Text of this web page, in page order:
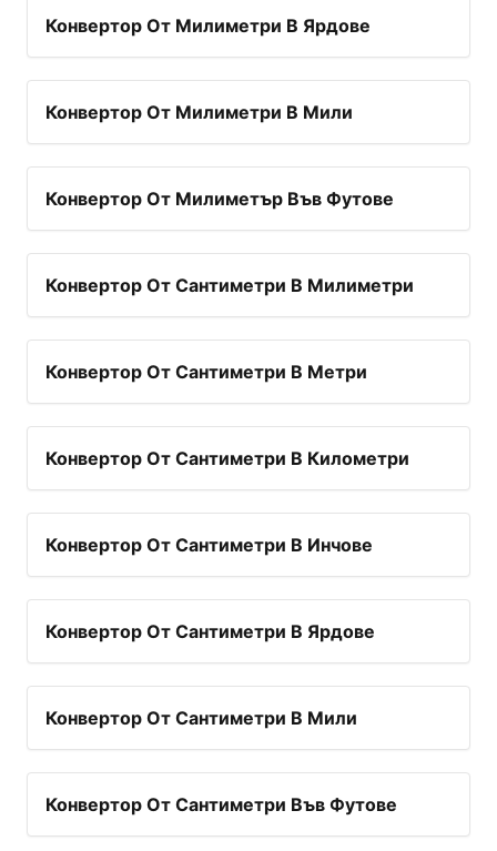
Конвертор От Милиметри В Ярдове
Конвертор От Милиметри В Мили
Конвертор От Милиметър Във Футове
Конвертор От Сантиметри В Милиметри
Конвертор От Сантиметри В Метри
Конвертор От Сантиметри В Километри
Конвертор От Сантиметри В Инчове
Конвертор От Сантиметри В Ярдове
Конвертор От Сантиметри В Мили
Конвертор От Сантиметри Във Футове